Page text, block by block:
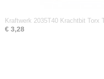
Kraftwerk 2035T40 Krachtbit Torx
€ 3,28